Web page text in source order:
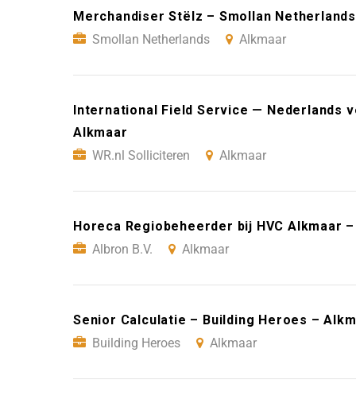
Merchandiser Stëlz – Smollan
Smollan Netherlands
Alkmaar
International Field Service — Nederlands
Alkmaar
WR.nl Solliciteren
Alkmaar
Horeca Regiobeheerder bij HVC Alkmaar
Albron B.V.
Alkmaar
Senior Calculatie – Building Heroes –
Building Heroes
Alkmaar